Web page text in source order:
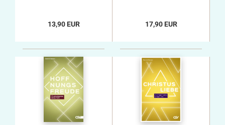
13,90 EUR 17,90 EUR